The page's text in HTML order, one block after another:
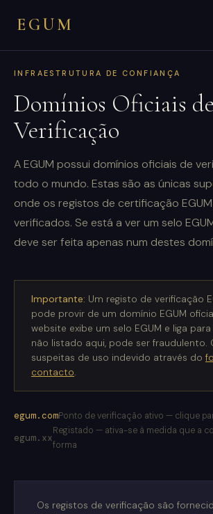
EGUM
INFRAESTRUTURA DE CONFIANÇA
Domínios Oficiais de
Verificação
A EGUM possui domínios oficiais de
todo o mundo. Estas são as únicas
onde os registos de certificação
verificados. Se está a ver um selo
deve ser feita apenas num destes
Importante: Um registo de verificação
pode provir de um domínio EGUM
website exibe um selo EGUM e liga
não listado aqui, pode ser fraudulento.
suspeitas de uso indevido através do
contacto.
egum.comPonto de verificação ativo — clique
egum.xx
Registado — ativa-se à medida que a
forma
Os registos de verificação são